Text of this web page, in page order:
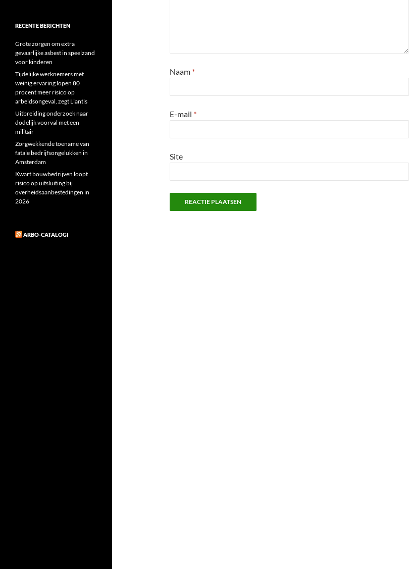
Naam *
E-mail *
Site
RECENTE BERICHTEN
Grote zorgen om extra
gevaarlijke asbest in speelzand
voor kinderen
Tijdelijke werknemers met
weinig ervaring lopen 80
procent meer risico op
arbeidsongeval, zegt Liantis
Uitbreiding onderzoek naar
dodelijk voorval met een
militair
Zorgwekkende toename van
fatale bedrijfsongelukken in
Amsterdam
Kwart bouwbedrijven loopt
risico op uitsluiting bij
overheidsaanbestedingen in
2026
ARBO-CATALOGI